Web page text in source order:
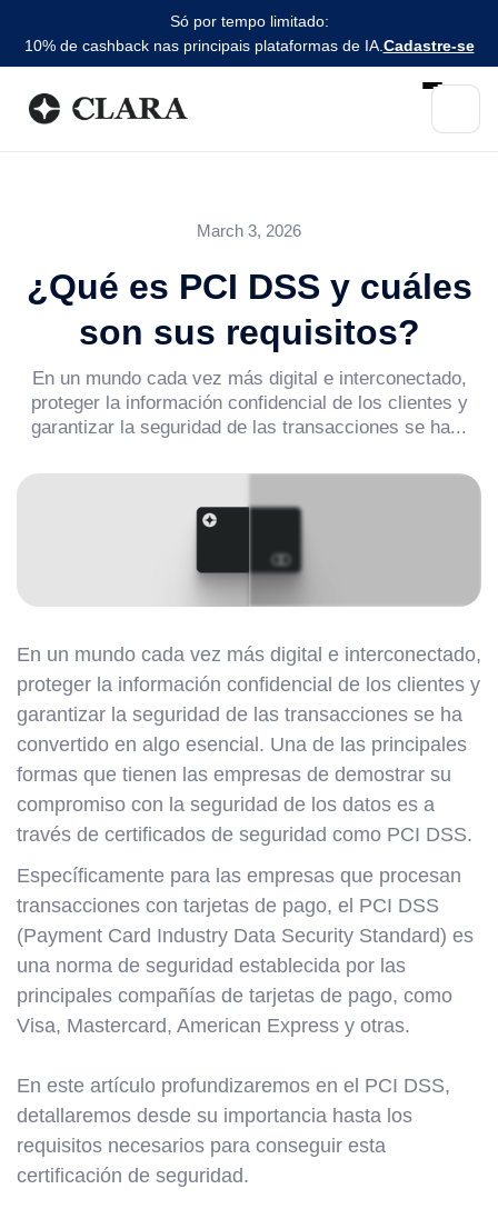
Só por tempo limitado:
10% de cashback nas principais plataformas de IA. Cadastre-se
March 3, 2026
¿Qué es PCI DSS y cuáles
son sus requisitos?
En un mundo cada vez más digital e interconectado,
proteger la información confidencial de los clientes y
garantizar la seguridad de las transacciones se ha...
En un mundo cada vez más digital e interconectado,
proteger la información confidencial de los clientes y
garantizar la seguridad de las transacciones se ha
convertido en algo esencial. Una de las principales
formas que tienen las empresas de demostrar su
compromiso con la seguridad de los datos es a
través de certificados de seguridad como PCI DSS.
Específicamente para las empresas que procesan
transacciones con tarjetas de pago, el PCI DSS
(Payment Card Industry Data Security Standard) es
una norma de seguridad establecida por las
principales compañías de tarjetas de pago, como
Visa, Mastercard, American Express y otras.
En este artículo profundizaremos en el PCI DSS,
detallaremos desde su importancia hasta los
requisitos necesarios para conseguir esta
certificación de seguridad.